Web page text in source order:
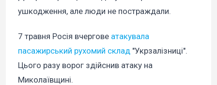
ушкодження, але люди не постраждали.
7 травня Росія вчергове атакувала
пасажирський рухомий склад "Укрзалізниці".
Цього разу ворог здійснив атаку на
Миколаївщині.